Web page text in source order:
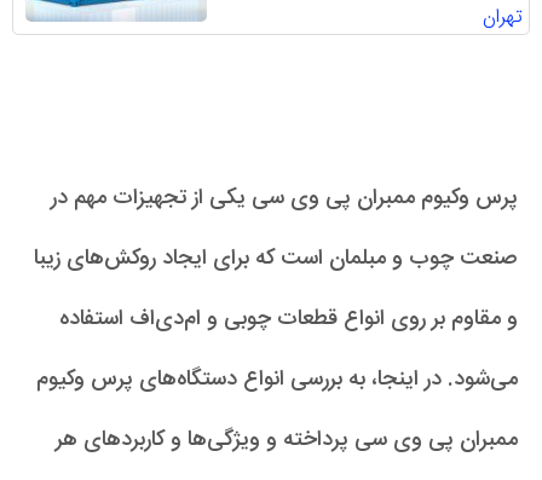
تهران
پرس وکیوم ممبران پی وی سی یکی از تجهیزات مهم در
صنعت چوب و مبلمان است که برای ایجاد روکش‌های زیبا
و مقاوم بر روی انواع قطعات چوبی و ام‌دی‌اف استفاده
می‌شود. در اینجا، به بررسی انواع دستگاه‌های پرس وکیوم
ممبران پی وی سی پرداخته و ویژگی‌ها و کاربردهای هر